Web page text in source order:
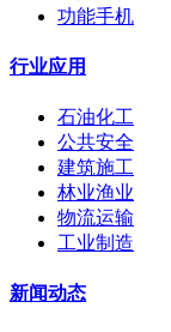
功能手机
行业应用
石油化工
公共安全
建筑施工
林业渔业
物流运输
工业制造
新闻动态